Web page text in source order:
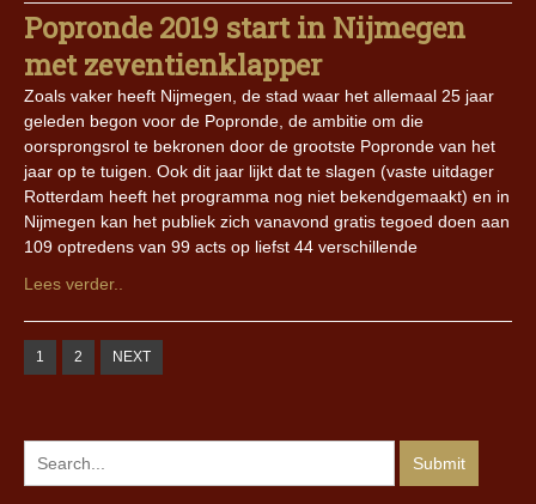
Popronde 2019 start in Nijmegen
met zeventienklapper
Zoals vaker heeft Nijmegen, de stad waar het allemaal 25 jaar
geleden begon voor de Popronde, de ambitie om die
oorsprongsrol te bekronen door de grootste Popronde van het
jaar op te tuigen. Ook dit jaar lijkt dat te slagen (vaste uitdager
Rotterdam heeft het programma nog niet bekendgemaakt) en in
Nijmegen kan het publiek zich vanavond gratis tegoed doen aan
109 optredens van 99 acts op liefst 44 verschillende
Lees verder..
1 2 NEXT